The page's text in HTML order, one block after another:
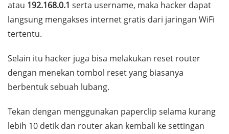
atau 192.168.0.1 serta username, maka hacker dapat
langsung mengakses internet gratis dari jaringan WiFi
tertentu.
Selain itu hacker juga bisa melakukan reset router
dengan menekan tombol reset yang biasanya
berbentuk sebuah lubang.
Tekan dengan menggunakan paperclip selama kurang
lebih 10 detik dan routerakan kembali kesettingan